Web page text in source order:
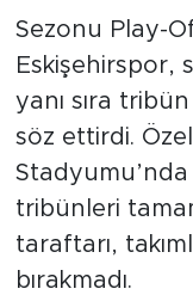
Sezonu Play-
Eskişehirspor,
yanı sıra
söz ettirdi.
tribünleri
taraftarı,
bırakmadı.